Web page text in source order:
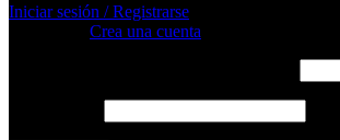
Iniciar sesión / Registrarse
Crea una cuenta